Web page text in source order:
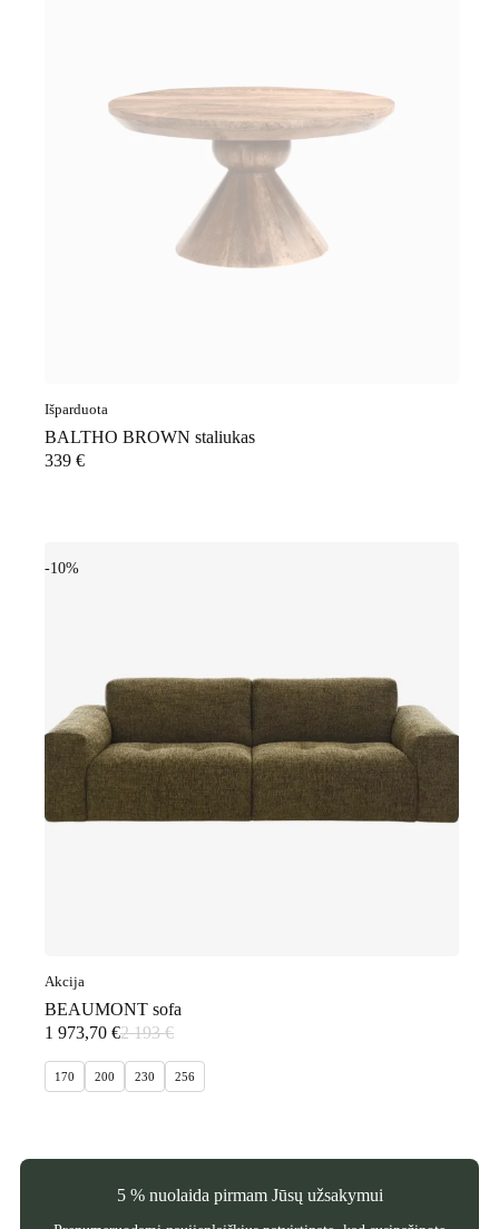
Išparduota
BALTHO BROWN staliukas
339 €
-10%
Akcija
BEAUMONT sofa
2 193€
Original
price
was:
1 973,70 €
Current
price
is:
170 200 230 256
5 % nuolaida pirmam Jūsų užsakymui